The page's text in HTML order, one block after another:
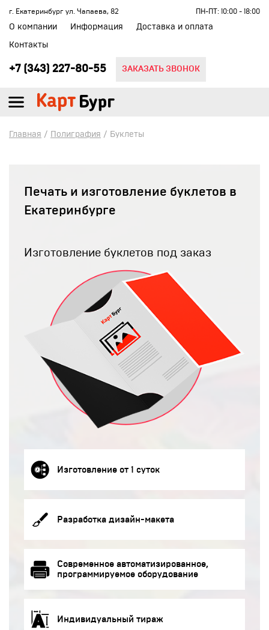
г. Екатеринбург ул. Чапаева, 82 ПН-ПТ: 10:00 - 18:00
О компании Информация Доставка и оплата
Контакты
+7 (343) 227-80-55 ЗАКАЗАТЬ ЗВОНОК
Главная / Полиграфия / Буклеты
Печать и изготовление буклетов в
Екатеринбурге
Изготовление буклетов под заказ
Изготовление от 1 суток
Разработка дизайн-макета
Современное автоматизированное,
программируемое оборудование
Индивидуальный тираж